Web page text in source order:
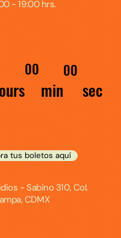
- 19:00 hrs.
00
min
00
sec
tus boletos aquí
- Sabino 310, Col.
CDMX